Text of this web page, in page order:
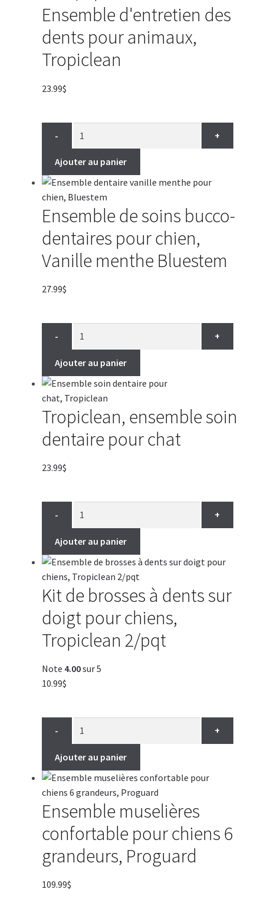
Ensemble d'entretien des
dents pour animaux,
Tropiclean
23.99$
- +
Ajouter au panier
Ensemble de soins bucco-
dentaires pour chien,
Vanille menthe Bluestem
27.99$
- +
Ajouter au panier
Tropiclean, ensemble soin
dentaire pour chat
23.99$
- +
Ajouter au panier
Kit de brosses à dents sur
doigt pour chiens,
Tropiclean 2/pqt
Note 4.00sur 5
10.99$
- +
Ajouter au panier
Ensemble muselières
confortable pour chiens 6
grandeurs, Proguard
109.99$